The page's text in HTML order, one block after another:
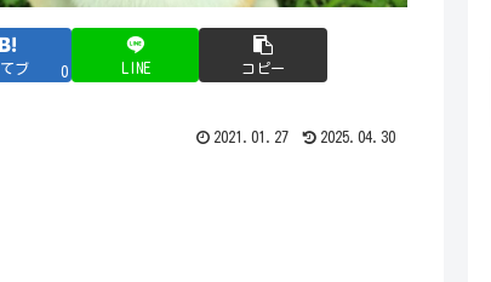
ブ 0 LINE コピー
2021.01.27 2025.04.30